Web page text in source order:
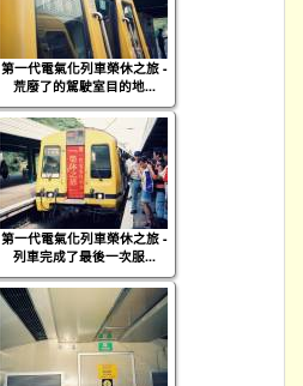
第一代電氣化列車榮休之旅 -
荒廢了的駕駛室目的地...
第一代電氣化列車榮休之旅 -
列車完成了最後一次服...